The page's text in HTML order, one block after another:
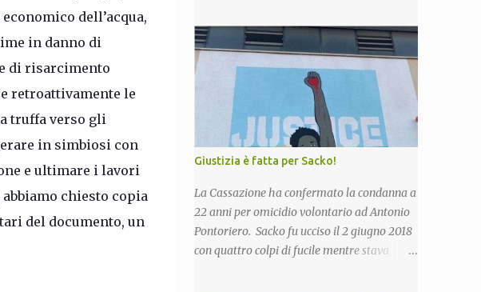
dell’acqua,
in danno di
di risarcimento
retroattivamente le
truffa verso gli
in simbiosi con
e ultimare i lavori
chiesto copia
del documento, un
prevista dalla procedura di Valutazione
Ambientale Strategica. Più in particolare,
l’obiettivo del Piano è fornire un quadro di
indirizzo nazionale per implementare azioni
volte a ridurre al minimo i rischi derivanti
dai cambiamenti climatici, migliorare la
capacità di adattamento dei sistemi naturali,
sociali ed economici, nonchè trarre
vantaggio dalle eventuali opportunità che si
potranno presentare con le nuove condizioni
climatiche. La proposta di Piano è stata già
illustrata alle Regioni nel corso di due
Giustizia è fatta per Sacko!
La Cassazione ha confermato la condanna a
22 anni per omicidio volontario ad Antonio
Pontoriero. Sacko fu ucciso il 2 giugno 2018
con quattro colpi di fucile mentre stava